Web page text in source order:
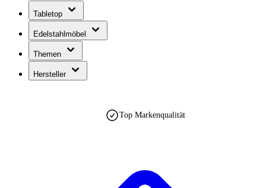
Tabletop
Edelstahlmöbel
Themen
Hersteller
Top Markenqualität